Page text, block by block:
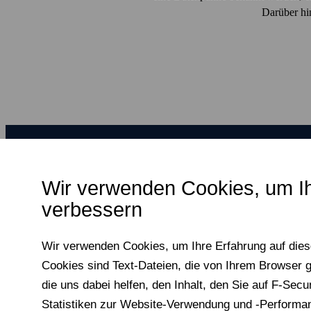
Darüber
F‑Secure macht jeden digitalen Moment
Newsletter abonnieren
Wir verwenden Cookies, um
verbessern
Wir verwenden Cookies, um Ihre Erfahrung auf
Cookies sind Text-Dateien, die von Ihrem Browser
die uns dabei helfen, den Inhalt, den Sie auf
Statistiken zur Web­site-Verwendung und